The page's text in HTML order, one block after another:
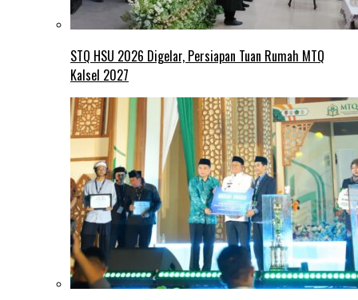
STQ HSU 2026 Digelar, Persiapan Tuan Rumah MTQ
Kalsel 2027